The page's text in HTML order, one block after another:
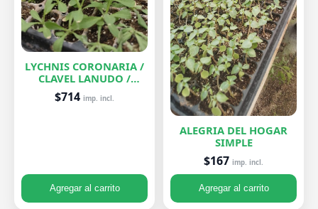
LYCHNIS CORONARIA /
CLAVEL LANUDO /
ABUELA
$714 imp. incl.
Agregar al carrito
ALEGRIA DEL HOGAR
SIMPLE
$167 imp. incl.
Agregar al carrito